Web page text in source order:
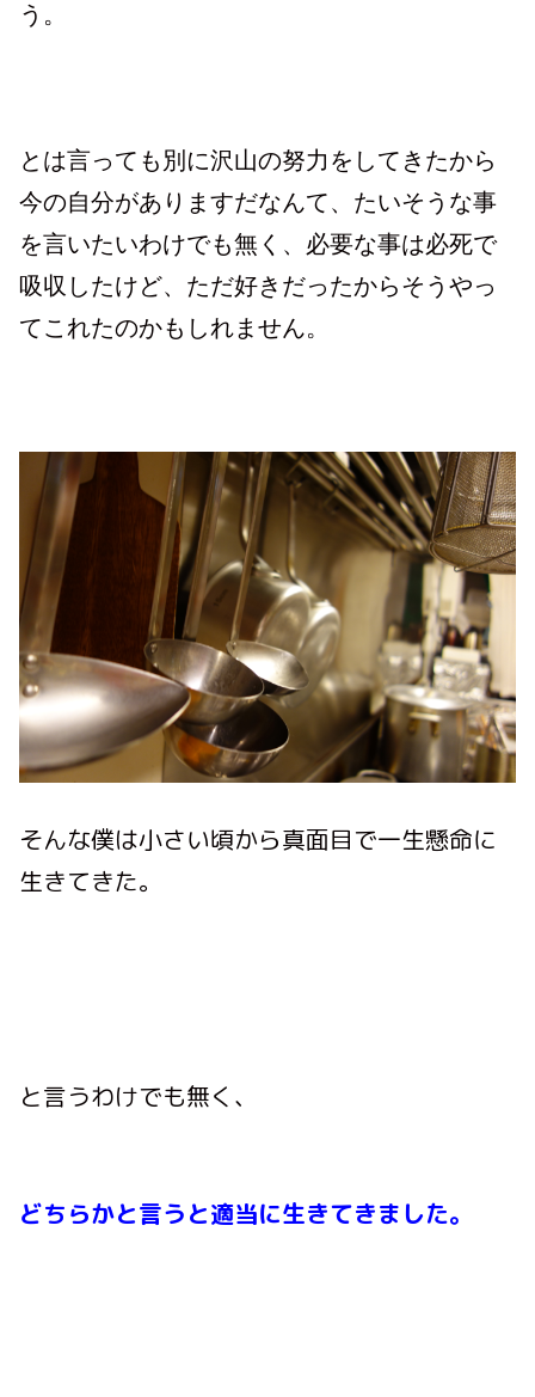
う。
とは言っても別に沢山の努力をしてきたから
今の自分がありますだなんて、たいそうな事
を言いたいわけでも無く、必要な事は必死で
吸収したけど、ただ好きだったからそうやっ
てこれたのかもしれません。
そんな僕は小さい頃から真面目で一生懸命に
生きてきた。
と言うわけでも無く、
どちらかと言うと適当に生きてきました。